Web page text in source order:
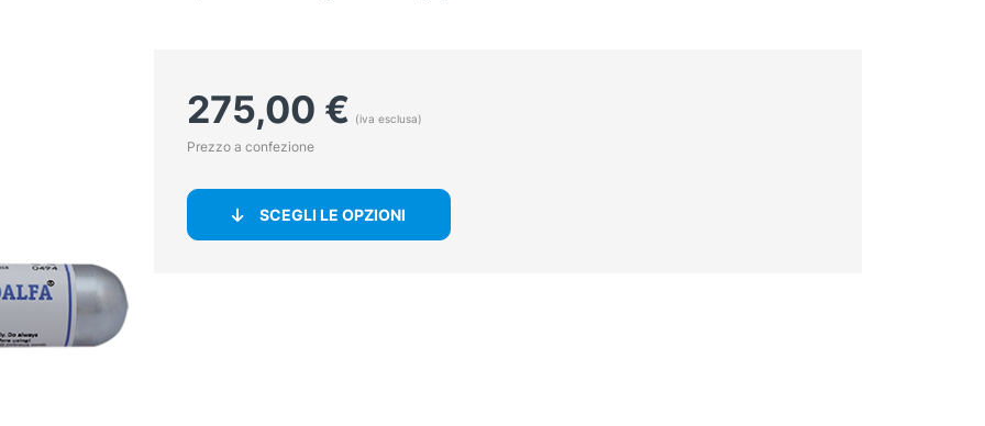
275,00 € (iva esclusa)
Prezzo a confezione
SCEGLI LE OPZIONI